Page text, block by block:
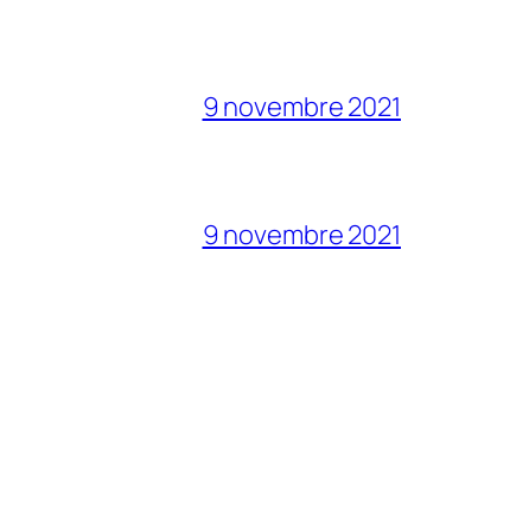
9 novembre 2021
9 novembre 2021